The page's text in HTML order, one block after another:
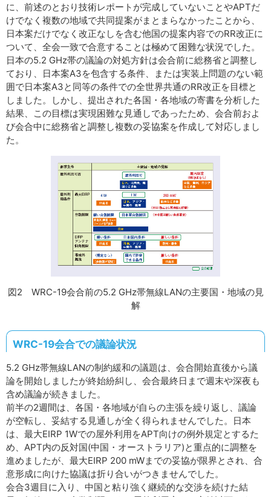
に、前述のとおり技術レポートが完成していないことやAPTだ
けでなく複数の地域で共同提案がまとまらなかったことから、
日本案だけでなく改正なしを含む他国の提案内容でのRR改正に
ついて、全会一致で合意することは極めて困難な状況でした。
日本の5.2 GHz帯の議論の対処方針は会合前に総務省と調整し
ており、日本案A3を包含する条件、または実装上問題のない範
囲で日本案A3と同等の条件での全世界共通のRR改正を目標と
しました。しかし、提出された各国・各地域の寄書を分析した
結果、この目標は実現困難な見通しであったため、会合前およ
び会合中に総務省と調整し複数の妥協案を作成して対応しまし
た。
図2 WRC-19会合前の5.2 GHz帯無線LANの主要国・地域の見
解
WRC-19会合での議論状況
5.2 GHz帯無線LANの制約緩和の議題は、会合開始直後から議
論を開始しましたが終始紛糾し、会合最終日まで週末や深夜も
含め議論が続きました。
前半の2週間は、各国・各地域が自らの主張を繰り返し、議論
が空転し、妥結する見通しが全く得られませんでした。日本
は、最大EIRP 1Wでの屋外利用をAPT向けの例外規定とするた
め、APT内の反対国(中国・オーストラリア)と重点的に調整を
進めましたが、最大EIRP 200 mWまでの妥協が限界とされ、合
意形成に向けた協議は折り合いがつきませんでした。
会合3週目に入り、中国と粘り強く継続的な交渉を続けた結